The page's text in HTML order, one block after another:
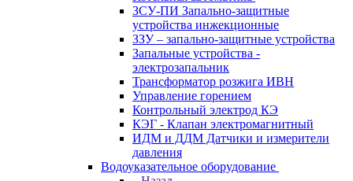
ЗСУ-ПИ Запально-защитные
устройства инжекционные
ЗЗУ – запально-защитные устройства
Запальные устройства -
электрозапальник
Трансформатор розжига ИВН
Управление горением
Контрольный электрод КЭ
КЭГ - Клапан электромагнитный
ИДМ и ДДМ Датчики и измерители
давления
Водоуказательное оборудование